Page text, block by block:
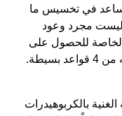
تساعد في تخسيس ما
ليست مجرد وعود
للحصول على
بالكربوهيدرات